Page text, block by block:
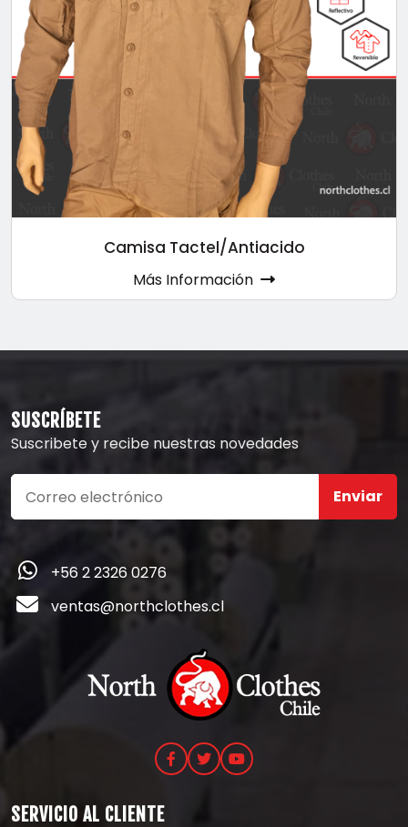
Camisa Tactel/Antiacido
Más Información
SUSCRÍBETE
Suscribete y recibe nuestras novedades
Enviar
+56 2 2326 0276
ventas@northclothes.cl
SERVICIO AL CLIENTE